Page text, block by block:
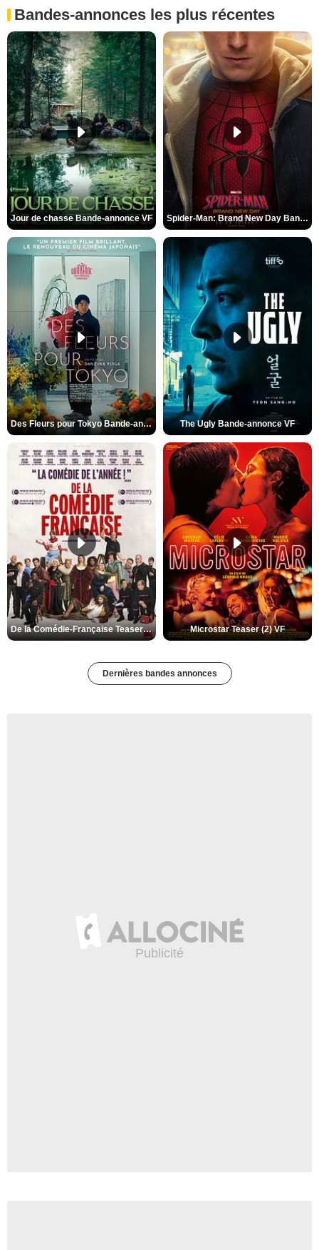
Bandes-annonces les plus récentes
Jour de chasse Bande-annonce VF Spider-Man: Brand New Day Bande-annonce (3) VO STFR
Des Fleurs pour Tokyo Bande-annonce VO STFR The Ugly Bande-annonce VF
De la Comédie-Française Teaser (3) VF Microstar Teaser (2) VF
Dernières bandes annonces